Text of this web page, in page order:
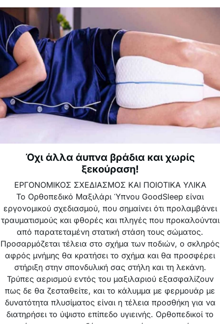
καθώς διατηρείτε τη φυσική στάση του σώματός σας, το
βάρος του σώματος δεν πιέζει τις αρθρώσεις και τα
αιμοφόρα αγγεία, έτσι ώστε η ροή να είναι καλύτερη, η
φλεγμονή των μεσοσπονδύλιων ιστών να μειώνεται όπως
και ο πόνος.
Όχι άλλα άυπνα βράδια και χωρίς
ξεκούραση!
ΕΡΓΟΝΟΜΙΚΟΣ ΣΧΕΔΙΑΣΜΟΣ ΚΑΙ ΠΟΙΟΤΙΚΑ ΥΛΙΚΑ
Το Ορθοπεδικό Μαξιλάρι Ύπνου GoodSleep είναι
εργονομικού σχεδιασμού, που σημαίνει ότι προλαμβάνει
τραυματισμούς και φθορές και πληγές που προκαλούνται
από παρατεταμένη στατική στάση τους σώματος.
Προσαρμόζεται τέλεια στο σχήμα των ποδιών, ο σκληρός
αφρός μνήμης θα κρατήσει το σχήμα και θα προσφέρει